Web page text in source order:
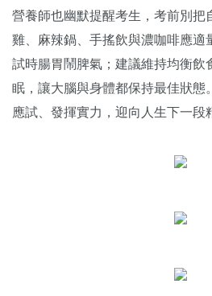
營養師也幽默提醒考生，考前別把
雞、麻辣鍋、手搖飲與濃咖啡應適
試時腸胃鬧脾氣；建議維持均衡飲
眠，讓大腦與身體都保持最佳狀態
應試、發揮實力，迎向人生下一段